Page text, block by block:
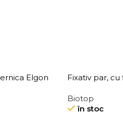
Elgon
Fixativ par, cu
Biotop
în stoc